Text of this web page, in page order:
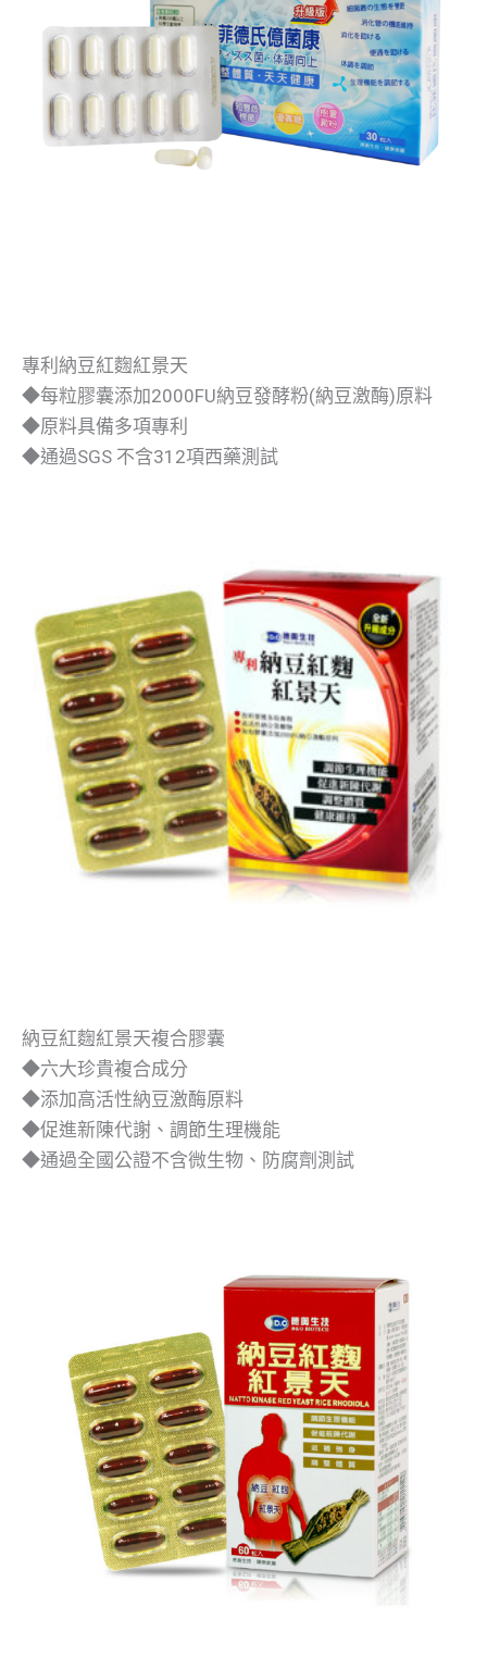
專利納豆紅麴紅景天
◆每粒膠囊添加2000FU納豆發酵粉(納豆激酶)原料
◆原料具備多項專利
◆通過SGS 不含312項西藥測試
納豆紅麴紅景天複合膠囊
◆六大珍貴複合成分
◆添加高活性納豆激酶原料
◆促進新陳代謝、調節生理機能
◆通過全國公證不含微生物、防腐劑測試